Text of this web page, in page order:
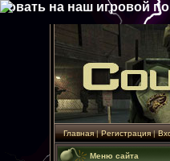
на наш игровой
Главная|Регистрация|
Меню сайта